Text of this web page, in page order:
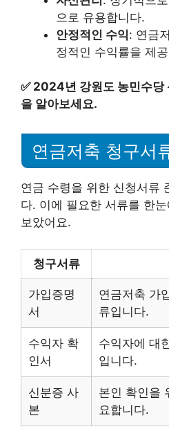
으로 유용합니다.
안정적인 수익: 연금
정적인 수익률을 제
✅ 2024년 강원도 농민수당
을 알아보세요.
연금저축 청구서
연금 수령을 위한 신청서류
다. 이에 필요한 서류를 한
보았어요.
청구서류
가입증명
서
연금저축 가
류입니다.
수익자 확
인서
수익자에 대
입니다.
신분증 사
본
본인 확인을
요합니다.